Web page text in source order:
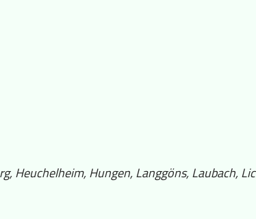
Heuchelheim, Hungen, Langgöns, Laubach,